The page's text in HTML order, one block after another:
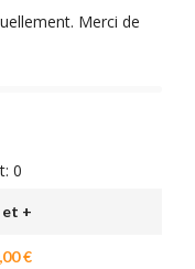
Merci de
0
et +
€